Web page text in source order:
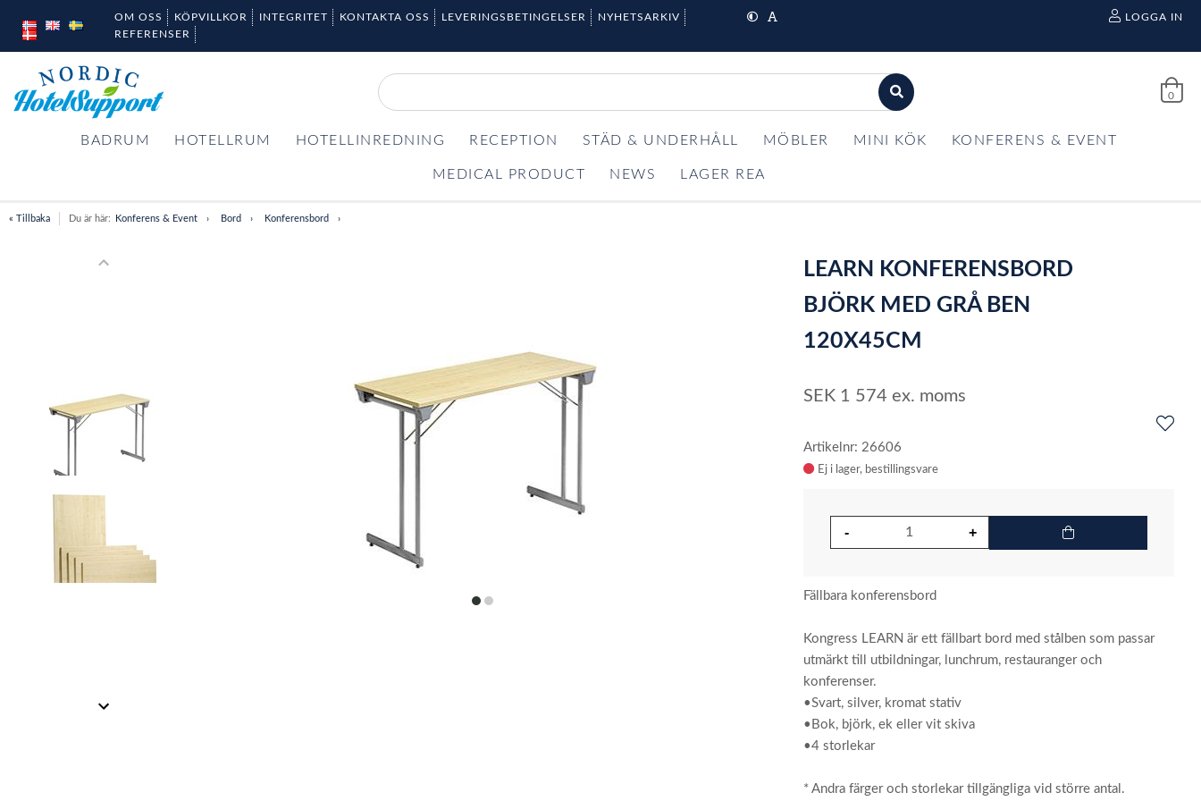
OM OSS KÖPVILLKOR INTEGRITET KONTAKTA OSS LEVERINGSBETINGELSER
NYHETSARKIV
REFERENSER
LOGGA IN
0
BADRUM HOTELLRUM HOTELLINREDNING RECEPTION STÄD & UNDERHÅLL MÖBLER MINI KÖK KONFERENS & EVENT
MEDICAL PRODUCT NEWS LAGER REA
« Tillbaka Du är här: Konferens & Event Bord Konferensbord
itemitem
LEARN KONFERENSBORD
BJÖRK MED GRÅ BEN
120X45CM
SEK 1 574 ex. moms
Artikelnr: 26606
Ej i lager
Fällbara konferensbord
Kongress LEARN är ett fällbart bord med stålben som passar
utmärkt till utbildningar, lunchrum, restauranger och
konferenser.
•Svart, silver, kromat stativ
•Bok, björk, ek eller vit skiva
•4 storlekar
* Andra färger och storlekar tillgängliga vid större antal.